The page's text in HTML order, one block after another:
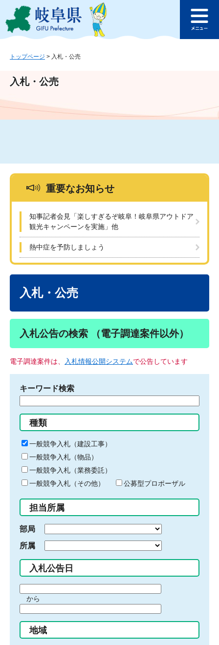
ジ
ュ
文
このページの本文へ
ュ
トップページ > 入札・公売
入札・公売
重要なお知らせ
知事記者会見「楽しすぎるぞ岐阜！岐阜県アウトドア
観光キャンペーンを実施」他
熱中症を予防しましょう
入札・公売
入札公告の検索 （電子調達案件以外）
電子調達案件は、 入札情報公開システムで公告しています
キーワード検索
る
キ
ー
ワ
ー
ド
入
力
種類
一般競争入札（建設工事）
一般競争入札（物品）
一般競争入札（業務委託）
一般競争入札（その他）
公募型プロポーザル
担当所属
部局
所属
入札公告日
間
始
り
から
間
終
地域